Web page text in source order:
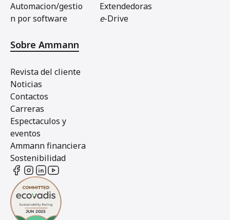
Automacion/gestio
n por software
Extendedoras
e-Drive
Sobre Ammann
Revista del cliente
Noticias
Contactos
Carreras
Espectaculos y
eventos
Ammann financiera
Sostenibilidad